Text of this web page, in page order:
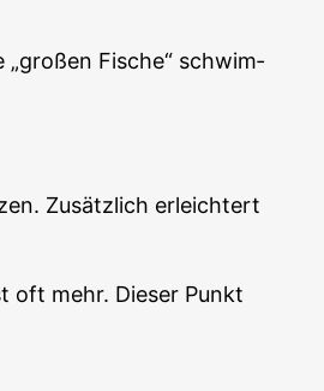
„gro­ßen Fische“ schwim­
Zusätz­lich erleich­tert
oft mehr. Die­ser Punkt